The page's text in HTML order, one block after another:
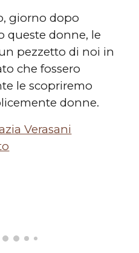
giorno dopo
queste donne, le
pezzetto di noi in
che fossero
le scopriremo
donne.
Verasani